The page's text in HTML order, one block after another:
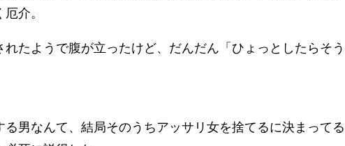
介。
たようで腹が立ったけど、だんだん「ひょっとしたらそ
男なんて、結局そのうちアッサリ女を捨てるに決まってる